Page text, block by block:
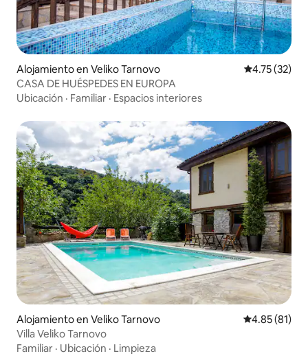
Alojamiento en Veliko Tarnovo Calificación
4.75 (32)
CASA DE HUÉSPEDES EN EUROPA
Ubicación · Familiar · Espacios interiores
Alojamiento en Veliko Tarnovo Calificación
4.85 (81)
Villa Veliko Tarnovo
Familiar · Ubicación · Limpieza